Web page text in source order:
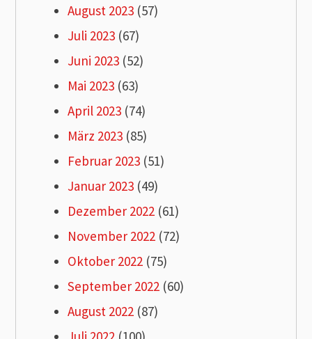
August 2023 (57)
Juli 2023 (67)
Juni 2023 (52)
Mai 2023 (63)
April 2023 (74)
März 2023 (85)
Februar 2023 (51)
Januar 2023 (49)
Dezember 2022 (61)
November 2022 (72)
Oktober 2022 (75)
September 2022 (60)
August 2022 (87)